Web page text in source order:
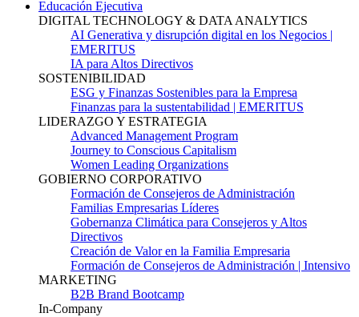
Educación Ejecutiva
DIGITAL TECHNOLOGY & DATA ANALYTICS
AI Generativa y disrupción digital en los Negocios |
EMERITUS
IA para Altos Directivos
SOSTENIBILIDAD
ESG y Finanzas Sostenibles para la Empresa
Finanzas para la sustentabilidad | EMERITUS
LIDERAZGO Y ESTRATEGIA
Advanced Management Program
Journey to Conscious Capitalism
Women Leading Organizations
GOBIERNO CORPORATIVO
Formación de Consejeros de Administración
Familias Empresarias Líderes
Gobernanza Climática para Consejeros y Altos
Directivos
Creación de Valor en la Familia Empresaria
Formación de Consejeros de Administración | Intensivo
MARKETING
B2B Brand Bootcamp
In-Company